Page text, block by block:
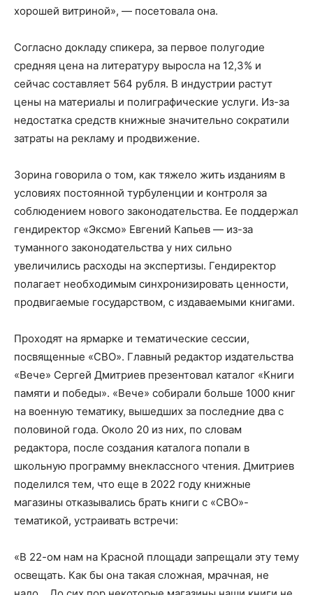
хорошей витриной», — посетовала она.
Согласно докладу спикера, за первое полугодие
средняя цена на литературу выросла на 12,3% и
сейчас составляет 564 рубля. В индустрии растут
цены на материалы и полиграфические услуги. Из-за
недостатка средств книжные значительно сократили
затраты на рекламу и продвижение.
Зорина говорила о том, как тяжело жить изданиям в
условиях постоянной турбуленции и контроля за
соблюдением нового законодательства. Ее поддержал
гендиректор «Эксмо» Евгений Капьев — из-за
туманного законодательства у них сильно
увеличились расходы на экспертизы. Гендиректор
полагает необходимым синхронизировать ценности,
продвигаемые государством, с издаваемыми книгами.
Проходят на ярмарке и тематические сессии,
посвященные «СВО». Главный редактор издательства
«Вече» Сергей Дмитриев презентовал каталог «Книги
памяти и победы». «Вече» собирали больше 1000 книг
на военную тематику, вышедших за последние два с
половиной года. Около 20 из них, по словам
редактора, после создания каталога попали в
школьную программу внеклассного чтения. Дмитриев
поделился тем, что еще в 2022 году книжные
магазины отказывались брать книги с «СВО»-
тематикой, устраивать встречи:
«В 22-ом нам на Красной площади запрещали эту тему
освещать. Как бы она такая сложная, мрачная, не